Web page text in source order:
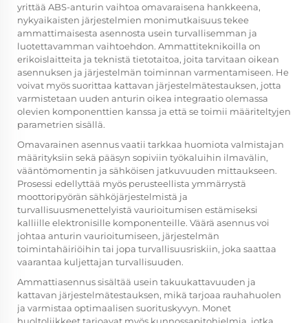
yrittää ABS-anturin vaihtoa omavaraisena hankkeena,
nykyaikaisten järjestelmien monimutkaisuus tekee
ammattimaisesta asennosta usein turvallisemman ja
luotettavamman vaihtoehdon. Ammattiteknikoilla on
erikoislaitteita ja teknistä tietotaitoa, joita tarvitaan oikean
asennuksen ja järjestelmän toiminnan varmentamiseen. He
voivat myös suorittaa kattavan järjestelmätestauksen, jotta
varmistetaan uuden anturin oikea integraatio olemassa
olevien komponenttien kanssa ja että se toimii määriteltyjen
parametrien sisällä.
Omavarainen asennus vaatii tarkkaa huomiota valmistajan
määrityksiin sekä pääsyn sopiviin työkaluihin ilmavälin,
vääntömomentin ja sähköisen jatkuvuuden mittaukseen.
Prosessi edellyttää myös perusteellista ymmärrystä
moottoripyörän sähköjärjestelmistä ja
turvallisuusmenettelyistä vaurioitumisen estämiseksi
kalliille elektronisille komponenteille. Väärä asennus voi
johtaa anturin vaurioitumiseen, järjestelmän
toimintahäiriöihin tai jopa turvallisuusriskiin, joka saattaa
vaarantaa kuljettajan turvallisuuden.
Ammattiasennus sisältää usein takuukattavuuden ja
kattavan järjestelmätestauksen, mikä tarjoaa rauhahuolen
ja varmistaa optimaalisen suorituskyvyn. Monet